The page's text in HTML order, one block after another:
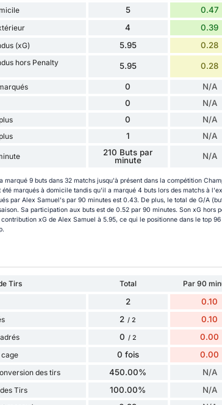
5 0.47
4 0.39
(xG) 5.95 0.28
hors Penalty
5.95 0.28
0 N/A
0 N/A
0 N/A
1 N/A
210 Buts par
minute
N/A
marqué 9 buts dans 32 matchs jusqu'à présent dans la compétition
été marqués à domicile tandis qu'il a marqué 4 buts lors des matchs à
par Alex Samuel's par 90 minutes est 0.43. De plus, le total de G/A
Sa participation aux buts est de 0.52 par 90 minutes. Son xG hors
xG de Alex Samuel à 5.95, ce qui le positionne dans le top
Tirs Total Par 90
2 0.10
2 / 2 0.10
0 / 2 0.00
0 fois 0.00
des tirs 450.00% N/A
Tirs 100.00% N/A